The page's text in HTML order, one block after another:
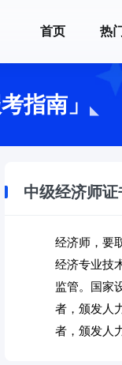
首页 热
指南」
中级经济师证
经济师，要
经济专业技
监管。国家
者，颁发人
者，颁发人